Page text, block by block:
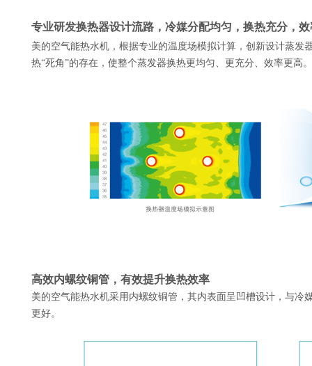
专业研发换热器设计流路，冷媒分配均匀，换热充分，效
美的空气能热水机，根据专业的温度场模拟计算，创新设计蒸发
热“死角”的存在，使整个蒸发器换热更均匀、更充分、效率更高。
高效内螺纹铜管，有效提升换热效率
美的空气能热水机采用内螺纹铜管，其内表面呈凹槽设计，与冷
更好。